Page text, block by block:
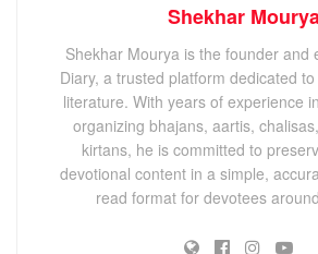
Shekhar
Shekhar Mourya is the founder and
Diary, a trusted platform dedicated
literature. With years of experience
organizing bhajans, aartis,
kirtans, he is committed to
devotional content in a simple,
read format for devotees